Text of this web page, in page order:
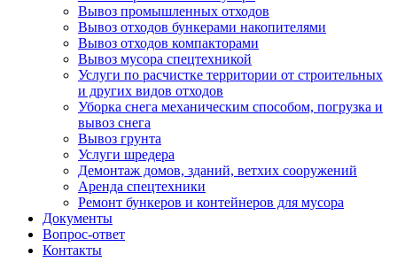
Вывоз промышленных отходов
Вывоз отходов бункерами накопителями
Вывоз отходов компакторами
Вывоз мусора спецтехникой
Услуги по расчистке территории от строительных
и других видов отходов
Уборка снега механическим способом, погрузка и
вывоз снега
Вывоз грунта
Услуги шредера
Демонтаж домов, зданий, ветхих сооружений
Аренда спецтехники
Ремонт бункеров и контейнеров для мусора
Документы
Вопрос-ответ
Контакты